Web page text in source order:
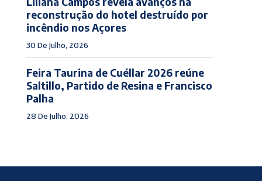
reconstrução do hotel destruído por
incêndio nos Açores
30 De Julho, 2026
Feira Taurina de Cuéllar 2026 reúne
Saltillo, Partido de Resina e Francisco
Palha
28 De Julho, 2026